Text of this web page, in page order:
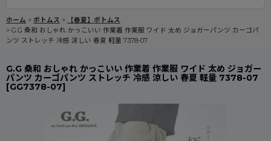
ホーム > ボトムス >
【春夏】ボトムス
> G.G 桑和 おしゃれ かっこいい 作業着 作業服 ワイド 太め ジョガーパンツ カーゴパ
ンツ ストレッチ 冷感 涼しい 春夏 軽量 7378-07
G.G 桑和 おしゃれ かっこいい 作業着 作業服 ワイド 太め ジョガー
パンツ カーゴパンツ ストレッチ 冷感 涼しい 春夏 軽量 7378-07
[GG7378-07]